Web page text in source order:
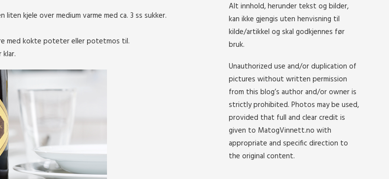
kjele over medium varme med ca. 3 ss sukker.
med kokte poteter eller potetmos til.
Alt innhold, herunder tekst og bilder,
kan ikke gjengis uten henvisning til
kilde/artikkel og skal godkjennes før
bruk.
Unauthorized use and/or duplication of
pictures without written permission
from this blog’s author and/or owner is
strictly prohibited. Photos may be used,
provided that full and clear credit is
given to MatogVinnett.no with
appropriate and specific direction to
the original content.